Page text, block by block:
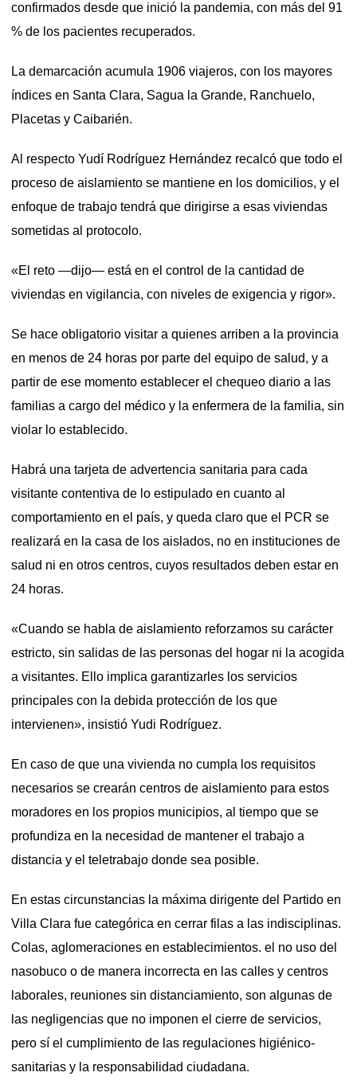
confirmados desde que inició la pandemia, con más del 91
% de los pacientes recuperados.
La demarcación acumula 1906 viajeros, con los mayores
índices en Santa Clara, Sagua la Grande, Ranchuelo,
Placetas y Caibarién.
Al respecto Yudí Rodríguez Hernández recalcó que todo el
proceso de aislamiento se mantiene en los domicilios, y el
enfoque de trabajo tendrá que dirigirse a esas viviendas
sometidas al protocolo.
«El reto —dijo— está en el control de la cantidad de
viviendas en vigilancia, con niveles de exigencia y rigor».
Se hace obligatorio visitar a quienes arriben a la provincia
en menos de 24 horas por parte del equipo de salud, y a
partir de ese momento establecer el chequeo diario a las
familias a cargo del médico y la enfermera de la familia, sin
violar lo establecido.
Habrá una tarjeta de advertencia sanitaria para cada
visitante contentiva de lo estipulado en cuanto al
comportamiento en el país, y queda claro que el PCR se
realizará en la casa de los aislados, no en instituciones de
salud ni en otros centros, cuyos resultados deben estar en
24 horas.
«Cuando se habla de aislamiento reforzamos su carácter
estricto, sin salidas de las personas del hogar ni la acogida
a visitantes. Ello implica garantizarles los servicios
principales con la debida protección de los que
intervienen», insistió Yudi Rodríguez.
En caso de que una vivienda no cumpla los requisitos
necesarios se crearán centros de aislamiento para estos
moradores en los propios municipios, al tiempo que se
profundiza en la necesidad de mantener el trabajo a
distancia y el teletrabajo donde sea posible.
En estas circunstancias la máxima dirigente del Partido en
Villa Clara fue categórica en cerrar filas a las indisciplinas.
Colas, aglomeraciones en establecimientos. el no uso del
nasobuco o de manera incorrecta en las calles y centros
laborales, reuniones sin distanciamiento, son algunas de
las negligencias que no imponen el cierre de servicios,
pero sí el cumplimiento de las regulaciones higiénico-
sanitarias y la responsabilidad ciudadana.